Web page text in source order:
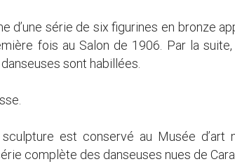
d’une série de six figurines en bronze
fois au Salon de 1906. Par la
sont habillées.
est conservé au Musée d’art
complète des danseuses nues de